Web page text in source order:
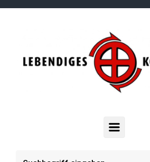
Zum Hauptinhalt springen